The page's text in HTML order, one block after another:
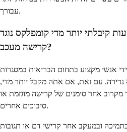
עבורך.
קיבלתי יותר מדי קומפלקס נוגד
קרישה מעכב?
ידי אנשי מקצוע בתחום הבריאות במסגרות
נדירה. עם זאת, אם אתה מקבל יותר מדי,
מקרוב אחר סימנים של קרישה מוגזמת או
סיבוכים אחרים.
ובמעקב אחר קרישי דם או תגובות